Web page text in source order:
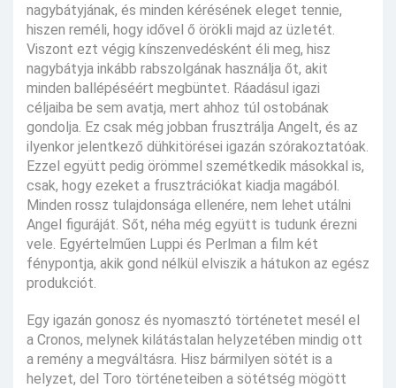
nagybátyjának, és minden kérésének eleget tennie,
hiszen reméli, hogy idővel ő örökli majd az üzletét.
Viszont ezt végig kínszenvedésként éli meg, hisz
nagybátyja inkább rabszolgának használja őt, akit
minden ballépéséért megbüntet. Ráadásul igazi
céljaiba be sem avatja, mert ahhoz túl ostobának
gondolja. Ez csak még jobban frusztrálja Angelt, és az
ilyenkor jelentkező dühkitörései igazán szórakoztatóak.
Ezzel együtt pedig örömmel szemétkedik másokkal is,
csak, hogy ezeket a frusztrációkat kiadja magából.
Minden rossz tulajdonsága ellenére, nem lehet utálni
Angel figuráját. Sőt, néha még együtt is tudunk érezni
vele. Egyértelműen Luppi és Perlman a film két
fénypontja, akik gond nélkül elviszik a hátukon az egész
produkciót.
Egy igazán gonosz és nyomasztó történetet mesél el
a Cronos, melynek kilátástalan helyzetében mindig ott
a remény a megváltásra. Hisz bármilyen sötét is a
helyzet, del Toro történeteiben a sötétség mögött